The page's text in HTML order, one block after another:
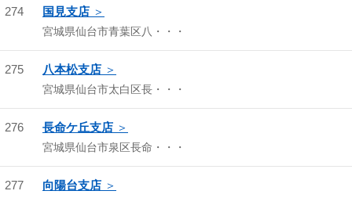
274 国見支店
宮城県仙台市青葉区八・・・
275 八本松支店
宮城県仙台市太白区長・・・
276 長命ケ丘支店
宮城県仙台市泉区長命・・・
277 向陽台支店